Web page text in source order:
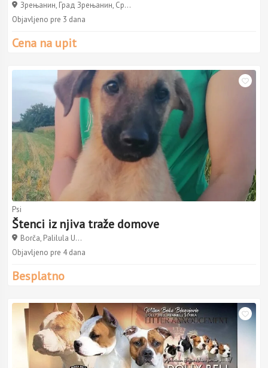
Зрењанин, Град Зрењанин, Ср...
Objavljeno pre 3 dana
Cena na upit
Psi
Štenci iz njiva traže domove
Borča, Palilula U...
Objavljeno pre 4 dana
Besplatno